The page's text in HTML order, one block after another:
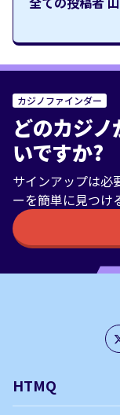
カジノファインダー
どのカジ
いですか?
サインアップは必
ーを簡単に見つけ
HTMQ